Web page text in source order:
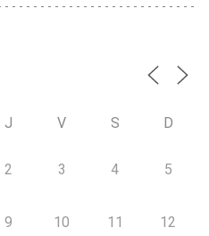
J V S D
2 3 4 5
9 10 11 12